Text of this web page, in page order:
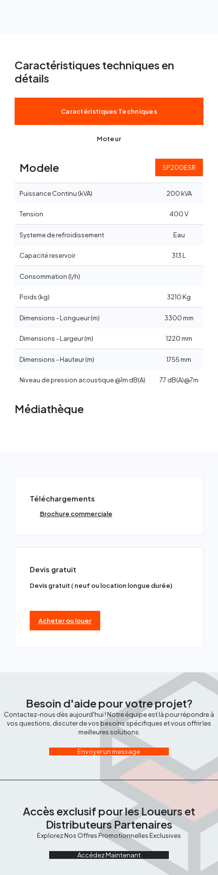
Caractéristiques techniques en
détails
Caractéristiques Techniques
Moteur
Modele SP200ESR
Puissance Continu (kVA) 200 kVA
Tension 400 V
Systeme de refroidissement Eau
Capacité reservoir 313 L
Consommation (l/h)
Poids (kg) 3210 Kg
Dimensions - Longueur (m) 3300 mm
Dimensions - Largeur (m) 1220 mm
Dimensions - Hauteur (m) 1755 mm
Niveau de pression acoustique @1m dB(A) 77 dB(A)@7m
Médiathèque
Téléchargements
Brochure commerciale
Devis gratuit
Devis gratuit ( neuf ou location longue durée)
Acheter ou louer
Besoin d'aide pour votre projet?
Contactez-nous dès aujourd'hui ! Notre équipe est là pour répondre à
vos questions, discuter de vos besoins spécifiques et vous offrir les
meilleures solutions.
Envoyer un message
Accès exclusif pour les Loueurs et
Distributeurs Partenaires
Explorez Nos Offres Promotionnelles Exclusives
Accédez Maintenant